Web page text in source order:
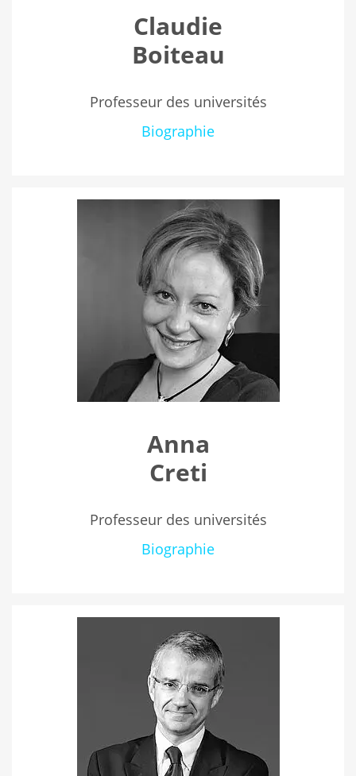
Claudie
Boiteau
Professeur des universités
Biographie
Anna
Creti
Professeur des universités
Biographie